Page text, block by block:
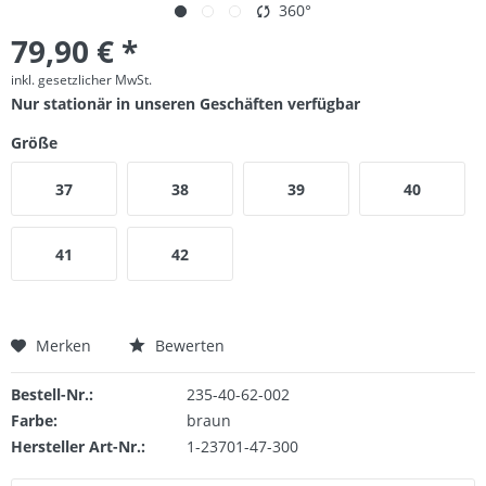
360°
79,90 € *
inkl. gesetzlicher MwSt.
Nur stationär in unseren Geschäften verfügbar
Größe
37 38 39 40
41 42
Merken Bewerten
Bestell-Nr.:
235-40-62-002
Farbe:
braun
Hersteller Art-Nr.:
1-23701-47-300